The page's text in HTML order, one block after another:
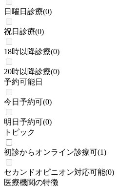
日曜日診療(0)
祝日診療(0)
18時以降診療(0)
20時以降診療(0)
予約可能日
今日予約可(0)
明日予約可(0)
トピック
初診からオンライン診療可(1)
セカンドオピニオン対応可能(0)
医療機関の特徴